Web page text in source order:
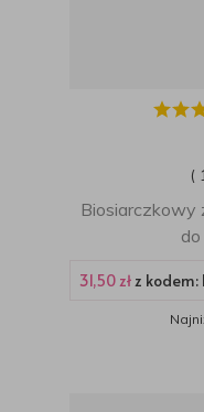
(
Biosiarczkowy
31,50 zł z